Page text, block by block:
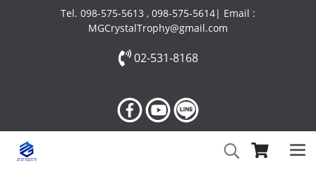
Tel. 098-575-5613 , 098-575-5614| Email :
MGCrystalTrophy@gmail.com
02-531-8168